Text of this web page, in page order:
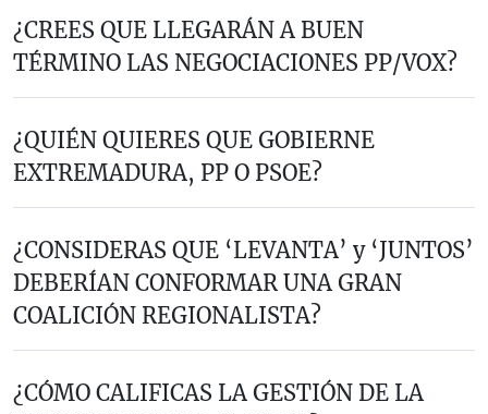
¿CREES QUE LLEGARÁN A BUEN
TÉRMINO LAS NEGOCIACIONES PP/VOX?
¿QUIÉN QUIERES QUE GOBIERNE
EXTREMADURA, PP O PSOE?
¿CONSIDERAS QUE ‘LEVANTA’ y ‘JUNTOS’
DEBERÍAN CONFORMAR UNA GRAN
COALICIÓN REGIONALISTA?
¿CÓMO CALIFICAS LA GESTIÓN DE LA